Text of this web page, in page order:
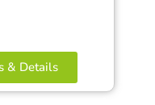
& Details